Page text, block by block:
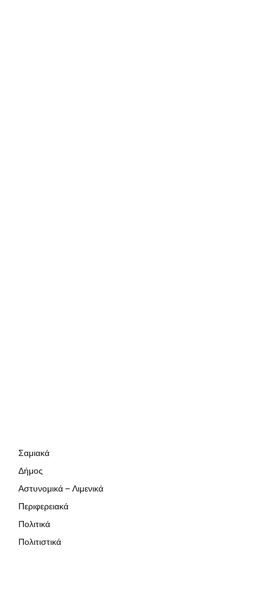
Σαμιακά
Δήμος
Αστυνομικά – Λιμενικά
Περιφερειακά
Πολιτικά
Πολιτιστικά